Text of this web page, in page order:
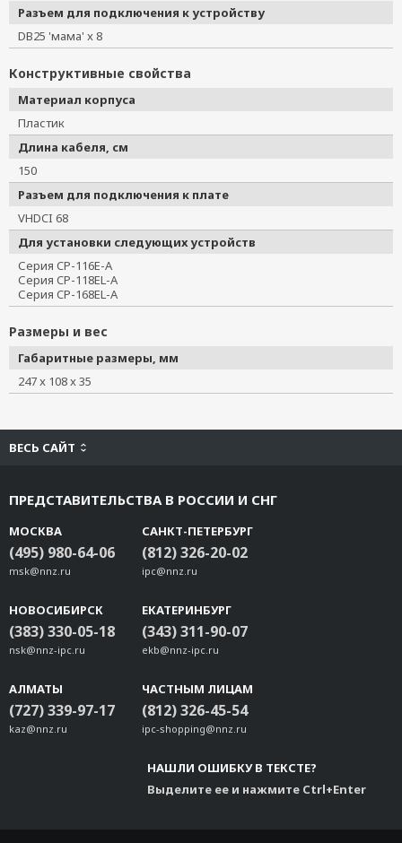
Разъем для подключения к устройству
DB25 'мама' x 8
Конструктивные свойства
Материал корпуса
Пластик
Длина кабеля, см
150
Разъем для подключения к плате
VHDCI 68
Для установки следующих устройств
Серия CP-116E-A
Серия CP-118EL-A
Серия CP-168EL-A
Размеры и вес
Габаритные размеры, мм
247 x 108 x 35
ВЕСЬ САЙТ
ПРЕДСТАВИТЕЛЬСТВА В РОССИИ И СНГ
МОСКВА
(495) 980-64-06
msk@nnz.ru
САНКТ-ПЕТЕРБУРГ
(812) 326-20-02
ipc@nnz.ru
НОВОСИБИРСК
(383) 330-05-18
nsk@nnz-ipc.ru
ЕКАТЕРИНБУРГ
(343) 311-90-07
ekb@nnz-ipc.ru
АЛМАТЫ
(727) 339-97-17
kaz@nnz.ru
ЧАСТНЫМ ЛИЦАМ
(812) 326-45-54
ipc-shopping@nnz.ru
НАШЛИ ОШИБКУ В ТЕКСТЕ?
Выделите ее и нажмите Ctrl+Enter